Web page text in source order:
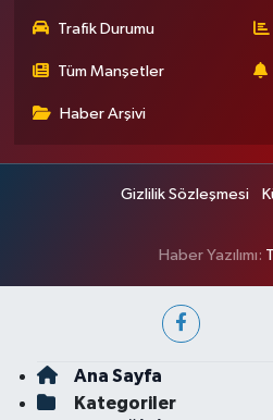
Trafik Durumu
Tüm Manşetler
Haber Arşivi
Gizlilik Sözleşmesi
Haber Yazılımı:
Ana Sayfa
Kategoriler